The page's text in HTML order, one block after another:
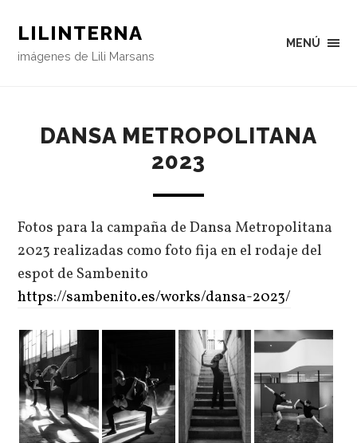
LILINTERNA
imágenes de Lili Marsans
MENÚ
DANSA METROPOLITANA
2023
Fotos para la campaña de Dansa Metropolitana
2023 realizadas como foto fija en el rodaje del
espot de Sambenito
https://sambenito.es/works/dansa-2023/